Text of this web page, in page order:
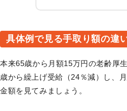
具体例で見る手取り額の違
本来65歳から月額15万円の老齢厚
歳から繰上げ受給（24％減）し、
金額を見てみましょう。